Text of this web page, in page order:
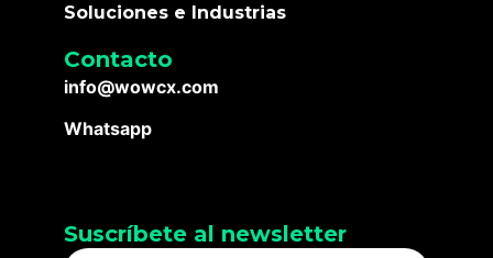
Soluciones e Industrias
Contacto
info@wowcx.com
Whatsapp
Suscríbete al newsletter